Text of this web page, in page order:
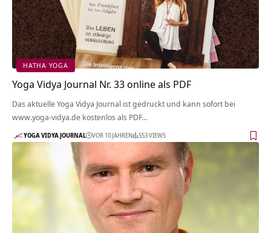
HATHA YOGA
Yoga Vidya Journal Nr. 33 online als PDF
Das aktuelle Yoga Vidya Journal ist gedruckt und kann sofort bei
www.yoga-vidya.de kostenlos als PDF…
YOGA VIDYA JOURNAL VOR 10 JAHREN 553 VIEWS